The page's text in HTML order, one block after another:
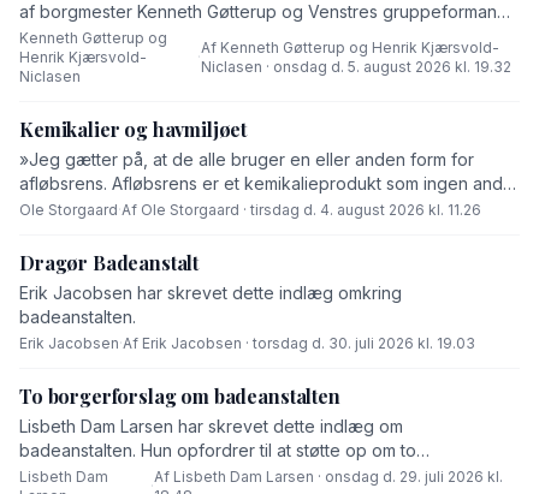
af borgmester Kenneth Gøtterup og Venstres gruppeformand
Henrik Kjærsvold-Niclasen.
Kenneth Gøtterup og
Henrik Kjærsvold-
Niclasen
·
Af Kenneth Gøtterup og Henrik Kjærsvold-
Niclasen · onsdag d. 5. august 2026 kl. 19.32
Kemikalier og havmiljøet
»Jeg gætter på, at de alle bruger en eller anden form for
afløbsrens. Afløbsrens er et kemikalieprodukt som ingen andre
end fabrikanten ved hvad består af,« skriver Ole Storgaard i
Ole Storgaard·Af Ole Storgaard · tirsdag d. 4. august 2026 kl. 11.26
Dragør Badeanstalt
Erik Jacobsen har skrevet dette indlæg omkring
badeanstalten.
Erik Jacobsen·Af Erik Jacobsen · torsdag d. 30. juli 2026 kl. 19.03
To borgerforslag om badeanstalten
Lisbeth Dam Larsen har skrevet dette indlæg om
badeanstalten. Hun opfordrer til at støtte op om to
borgerforslag.
Lisbeth Dam
·
Af Lisbeth Dam Larsen · onsdag d. 29. juli 2026 kl.